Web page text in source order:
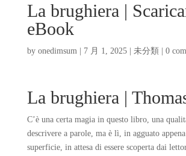
La brughiera |
eBook
by onedimsum| 7 月 1, 2025| 未分類 0
La brughiera |
C’è una certa magia in questo libro, una
descrivere a parole, ma è lì, in agguato
superficie, in attesa di essere scoperta dai